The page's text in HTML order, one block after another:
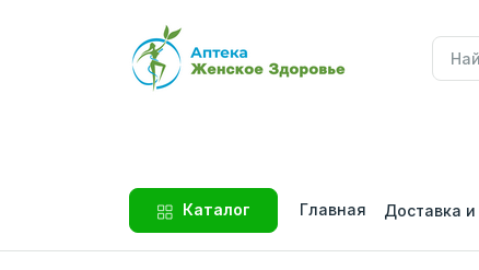
Каталог Главная Доставка